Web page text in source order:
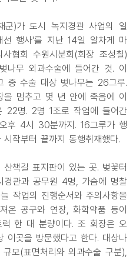
군)가 도시 녹지경관 사업의 일
선 행사'를 지난 14일 알차게 마
협회 수원시분회(회장 조성칠)
나무 외과수술에 들어간 것. 이
중 수술 대상 벚나무는 26그루.
멈추고 몇 년 안에 죽음에 이
22명. 2명 1조로 작업에 들어간
후 4시 30분까지. 16그루가 행
작부터 끝까지 동행취재했다.
책길 표지판이 있는 곳. 벚꽃터
경관과 공무원 4명, 가슴에 명찰
작업의 진행순서와 주의사항을
온 공구와 연장, 화학약품 등이
한 대 분량이다. 조 회장은 오
곳을 방문했다고 한다. 대상나
모(표면처리와 외과수술 구분),